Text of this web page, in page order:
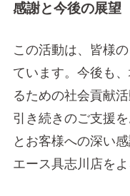
感謝と今後の展望
この活動は、皆様
ています。今後も
るための社会貢献
引き続きのご支援
とお客様への深い
エース具志川店を